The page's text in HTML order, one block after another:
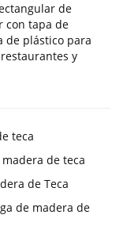
de
con tapa de
de plástico para
y
teca
de teca
de Teca
de madera de